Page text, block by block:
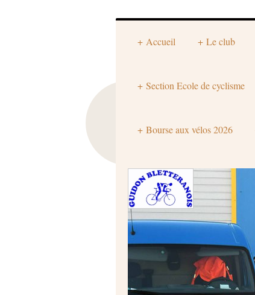
Accueil Le club
Section Ecole de cyclisme
Bourse aux vélos 2026